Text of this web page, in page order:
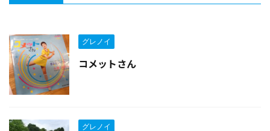
グレノイ
コメットさん
グレノイ